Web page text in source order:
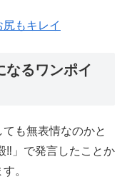
もキレイ
なるワンポイ
も無表情なのかと
‼︎」で発言したことか
。